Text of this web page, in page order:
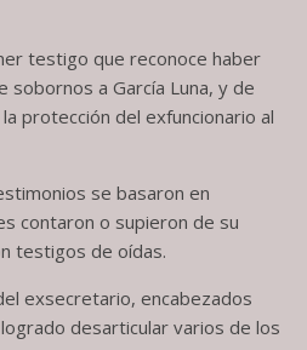
testigo que reconoce haber
a García Luna, y de
protección del exfuncionario al
se basaron en
contaron o supieron de su
testigos de oídas.
exsecretario, encabezados
desarticular varios de los